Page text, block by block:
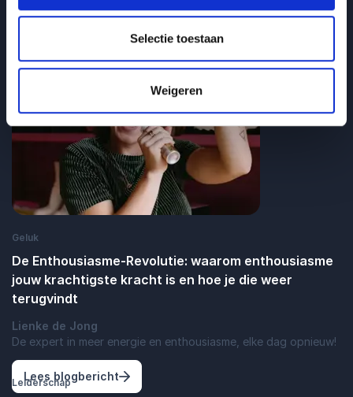
Selectie toestaan
Weigeren
Lees blogbericht: Waarom we samenwerking saboteren
Geluk
De Enthousiasme‑Revolutie: waarom enthousiasme
jouw krachtigste kracht is en hoe je die weer
terugvindt
Lienke de Jong
De expert in meer energie en enthousiasme, elke dag opnieuw!
Lees blogbericht: De Enthousiasme‑Revolutie: waarom
Leiderschap